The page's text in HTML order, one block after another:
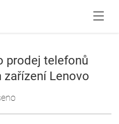
prodej telefonů
Lenovo